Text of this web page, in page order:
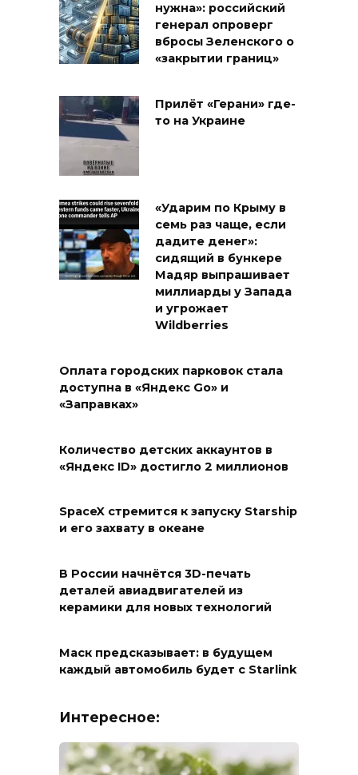
нужна»: российский
генерал опроверг
вбросы Зеленского о
«закрытии границ»
Прилёт «Герани» где-
то на Украине
«Ударим по Крыму в
семь раз чаще, если
дадите денег»:
сидящий в бункере
Мадяр выпрашивает
миллиарды у Запада
и угрожает
Wildberries
Оплата городских парковок стала
доступна в «Яндекс Go» и
«Заправках»
Количество детских аккаунтов в
«Яндекс ID» достигло 2 миллионов
SpaceX стремится к запуску Starship
и его захвату в океане
В России начнётся 3D-печать
деталей авиадвигателей из
керамики для новых технологий
Маск предсказывает: в будущем
каждый автомобиль будет с Starlink
Интересное: